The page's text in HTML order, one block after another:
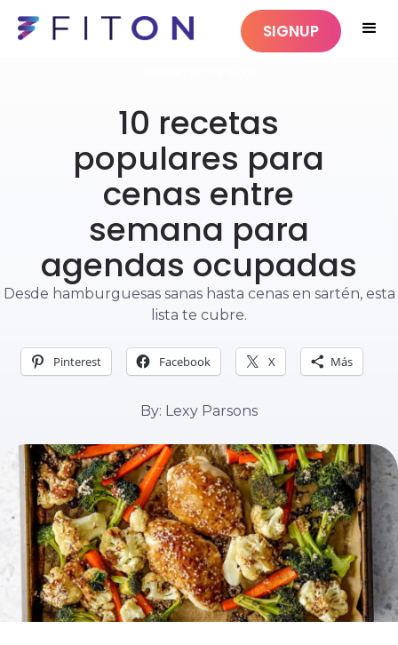
SIGNUP
10 recetas
populares para
cenas entre
semana para
agendas ocupadas
Desde hamburguesas sanas hasta cenas en sartén, esta
lista te cubre.
Pinterest Facebook X Más
By: Lexy Parsons